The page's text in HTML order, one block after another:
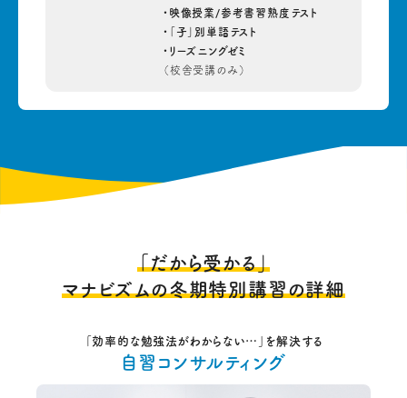
・映像授業/参考書習熟度テスト
・「子」別単語テスト
・リーズニングゼミ
（校舎受講のみ）
「だから受かる」
マナビズムの冬期特別講習の詳細
「効率的な勉強法がわからない…」を解決する
自習コンサルティング